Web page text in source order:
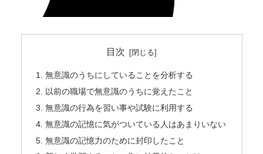
目次
無意識のうちにしていることを分析する
以前の職場で無意識のうちに覚えたこと
無意識の行為を習い事や試験に利用する
無意識の記憶に気がついている人はあまりいない
無意識の記憶力のために封印したこと